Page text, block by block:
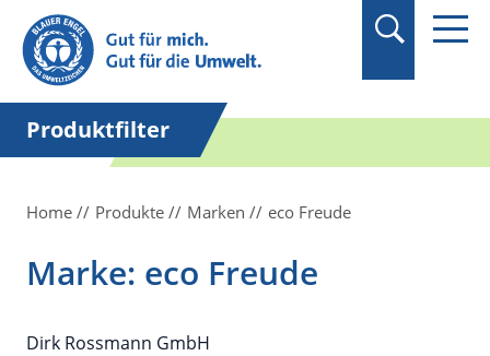
Suchbegriff in
Anführungszeichen
setzen.
Produktfilter
Home Produkte Marken eco Freude
Marke: eco Freude
Dirk Rossmann GmbH